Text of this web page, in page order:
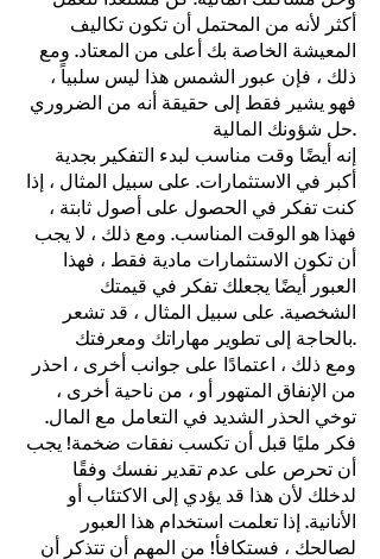
أكثر لأنه من المحتمل أن تكون تكاليف
المعيشة الخاصة بك أعلى من المعتاد. ومع
ذلك ، فإن عبور الشمس هذا ليس سلبياً ،
فهو يشير فقط إلى حقيقة أنه من الضروري
حل شؤونك المالية.
إنه أيضًا وقت مناسب لبدء التفكير بجدية
أكبر في الاستثمارات. على سبيل المثال ، إذا
كنت تفكر في الحصول على أصول ثابتة ،
فهذا هو الوقت المناسب. ومع ذلك ، لا يجب
أن تكون الاستثمارات مادية فقط ، فهذا
العبور أيضًا يجعلك تفكر في قيمتك
الشخصية. على سبيل المثال ، قد تشعر
بالحاجة إلى تطوير مهاراتك ومعرفتك.
ومع ذلك ، اعتمادًا على جوانب أخرى ، احذر
من الإنفاق المتهور أو ، من ناحية أخرى ،
توخي الحذر الشديد في التعامل مع المال.
فكر مليًا قبل أن تكسب نفقات ضخمة! يجب
أن تحرص على عدم تقدير نفسك وفقًا
لدخلك لأن هذا قد يؤدي إلى الاكتئاب أو
الأنانية. إذا تعلمت استخدام هذا العبور
لصالحك ، فستكافأ! من المهم أن تتذكر أن